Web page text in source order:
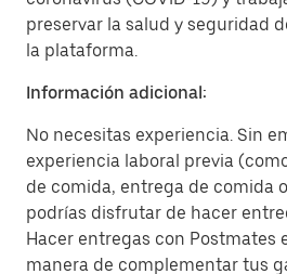
preservar la salud y seguridad
la plataforma.
Información adicional:
No necesitas experiencia. Sin
experiencia laboral previa
de comida, entrega de comida
podrías disfrutar de hacer
Hacer entregas con Postmates
manera de complementar tus